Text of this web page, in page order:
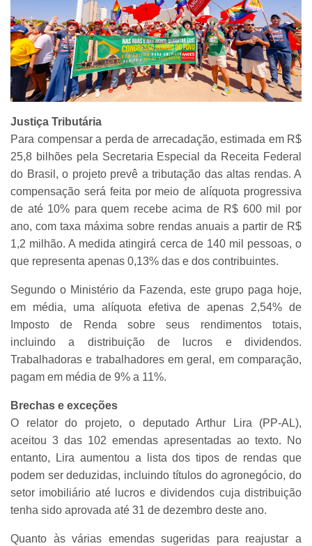
Justiça Tributária
Para compensar a perda de arrecadação, estimada em R$
25,8 bilhões pela Secretaria Especial da Receita Federal
do Brasil, o projeto prevê a tributação das altas rendas. A
compensação será feita por meio de alíquota progressiva
de até 10% para quem recebe acima de R$ 600 mil por
ano, com taxa máxima sobre rendas anuais a partir de R$
1,2 milhão. A medida atingirá cerca de 140 mil pessoas, o
que representa apenas 0,13% das e dos contribuintes.
Segundo o Ministério da Fazenda, este grupo paga hoje,
em média, uma alíquota efetiva de apenas 2,54% de
Imposto de Renda sobre seus rendimentos totais,
incluindo a distribuição de lucros e dividendos.
Trabalhadoras e trabalhadores em geral, em comparação,
pagam em média de 9% a 11%.
Brechas e exceções
O relator do projeto, o deputado Arthur Lira (PP-AL),
aceitou 3 das 102 emendas apresentadas ao texto. No
entanto, Lira aumentou a lista dos tipos de rendas que
podem ser deduzidas, incluindo títulos do agronegócio, do
setor imobiliário até lucros e dividendos cuja distribuição
tenha sido aprovada até 31 de dezembro deste ano.
Quanto às várias emendas sugeridas para reajustar a